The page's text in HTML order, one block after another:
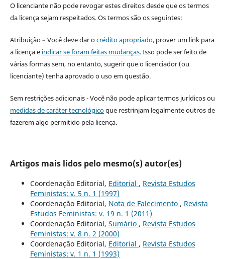
O licenciante não pode revogar estes direitos desde que os termos
da licença sejam respeitados. Os termos são os seguintes:
Atribuição – Você deve dar ocrédito apropriado, prover um link para
a licença e indicar se foram feitas mudanças. Isso pode ser feito de
várias formas sem, no entanto, sugerir que o licenciador (ou
licenciante) tenha aprovado o uso em questão.
Sem restrições adicionais - Você não pode aplicar termos jurídicos ou
medidas de caráter tecnológicoque restrinjam legalmente outros de
fazerem algo permitido pela licença.
Artigos mais lidos pelo mesmo(s) autor(es)
Coordenação Editorial, Editorial , Revista Estudos
Feministas: v. 5 n. 1 (1997)
Coordenação Editorial, Nota de Falecimento , Revista
Estudos Feministas: v. 19 n. 1 (2011)
Coordenação Editorial, Sumário , Revista Estudos
Feministas: v. 8 n. 2 (2000)
Coordenação Editorial, Editorial , Revista Estudos
Feministas: v. 1 n. 1 (1993)